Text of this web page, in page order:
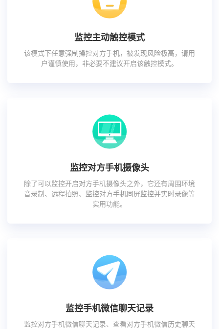
监控主动触控模式
该模式下任意强制操控对方手机，被发现风险极高，请用
户谨慎使用，非必要不建议开启该触控模式。
监控对方手机摄像头
除了可以监控开启对方手机摄像头之外，它还有周围环境
音录制、远程拍照、监控对方手机同屏监控并实时录像等
实用功能。
监控手机微信聊天记录
监控对方手机微信聊天记录、查看对方手机微信历史聊天